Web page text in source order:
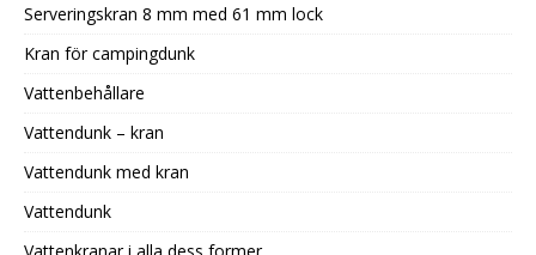
Serveringskran 8 mm med 61 mm lock
Kran för campingdunk
Vattenbehållare
Vattendunk – kran
Vattendunk med kran
Vattendunk